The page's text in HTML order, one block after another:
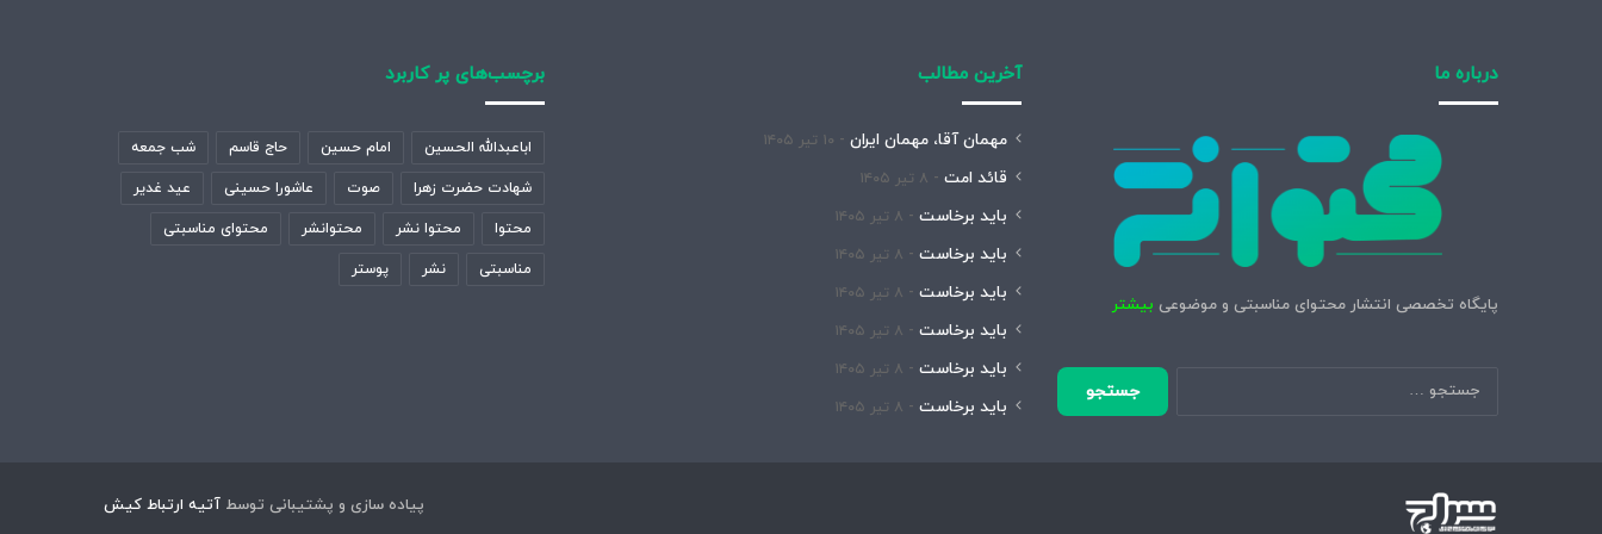
درباره ما
پایگاه تخصصی انتشار محتوای مناسبتی و موضوعی بیشتر
جستجو
برای:
آخرین مطالب
مهمان آقا، مهمان ایران ۱۰ تیر ۱۴۰۵
قائد امت ۸ تیر ۱۴۰۵
باید برخاست ۸ تیر ۱۴۰۵
باید برخاست ۸ تیر ۱۴۰۵
باید برخاست ۸ تیر ۱۴۰۵
باید برخاست ۸ تیر ۱۴۰۵
باید برخاست ۸ تیر ۱۴۰۵
باید برخاست ۸ تیر ۱۴۰۵
برچسب‌های پر کاربرد
اباعبدالله الحسین امام حسین حاج قاسم شب جمعه
شهادت حضرت زهرا صوت عاشورا حسینی عید غدیر
محتوا محتوا نشر محتوانشر محتوای مناسبتی
مناسبتی نشر پوستر
پیاده سازی و پشتیبانی توسط آتیه ارتباط کیش